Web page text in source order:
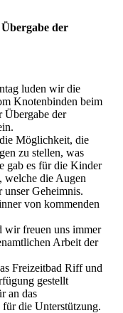
der
luden wir die
Knotenbinden beim
Übergabe der
Möglichkeit, die
zu stellen, was
gab es für die Kinder
welche die Augen
unser Geheimnis.
von kommenden
freuen uns immer
Arbeit der
Freizeitbad Riff und
gestellt
an das
für die Unterstützung.